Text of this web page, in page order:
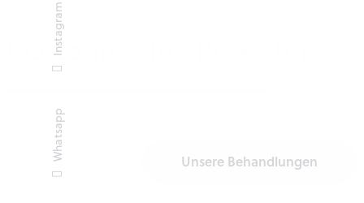
BO Zahn - Ihre Praxis für
Umwelt Zahnmedizin
Unsere Behandlungen
Whatsapp
Instagram